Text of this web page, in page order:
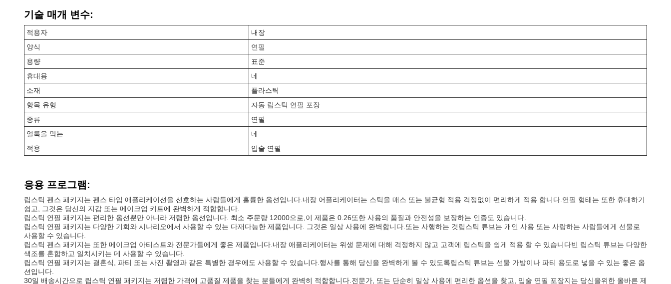
기술 매개 변수:
적용자
내장
양식
연필
용량
표준
휴대용
네
소재
플라스틱
항목 유형
자동 립스틱 연필 포장
종류
연필
얼룩을 막는
네
적용
입술 연필
응용 프로그램:
립스틱 펜스 패키지는 펜스 타입 애플리케이션을 선호하는 사람들에게 훌륭한 옵션입니다.내장 어플리케이터는 스틱을 매스 또는 불균형 적용 걱정없이 편리하게 적용 합니다.연필 형태는 또한 휴대하기
쉽고, 그것은 당신의 지갑 또는 메이크업 키트에 완벽하게 적합합니다.
립스틱 연필 패키지는 편리한 옵션뿐만 아니라 저렴한 옵션입니다. 최소 주문량 12000으로,이 제품은 0.26또한 사용의 품질과 안전성을 보장하는 인증도 있습니다.
립스틱 연필 패키지는 다양한 기회와 시나리오에서 사용할 수 있는 다재다능한 제품입니다. 그것은 일상 사용에 완벽합니다.또는 사행하는 것립스틱 튜브는 개인 사용 또는 사랑하는 사람들에게 선물로
사용할 수 있습니다.
립스틱 펜스 패키지는 또한 메이크업 아티스트와 전문가들에게 좋은 제품입니다.내장 애플리케이터는 위생 문제에 대해 걱정하지 않고 고객에 립스틱을 쉽게 적용 할 수 있습니다빈 립스틱 튜브는 다양한
색조를 혼합하고 일치시키는 데 사용할 수 있습니다.
립스틱 연필 패키지는 결혼식, 파티 또는 사진 촬영과 같은 특별한 경우에도 사용할 수 있습니다.행사를 통해 당신을 완벽하게 볼 수 있도록립스틱 튜브는 선물 가방이나 파티 용도로 넣을 수 있는 좋은 옵
션입니다.
30일 배송시간으로 립스틱 연필 패키지는 저렴한 가격에 고품질 제품을 찾는 분들에게 완벽히 적합합니다.전문가, 또는 단순히 일상 사용에 편리한 옵션을 찾고, 입술 연필 포장지는 당신을위한 올바른 제